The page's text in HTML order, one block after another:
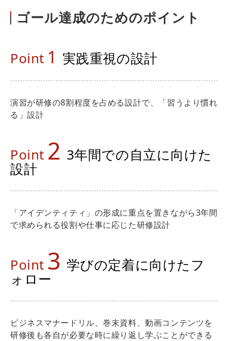
ゴール達成のためのポイント
Point 1 実践重視の設計
演習が研修の8割程度を占める設計で、「習うより慣れ
る」設計
Point 2 3年間での自立に向けた
設計
「アイデンティティ」の形成に重点を置きながら3年間
で求められる役割や仕事に応じた研修設計
Point 3 学びの定着に向けたフ
ォロー
ビジネスマナードリル、巻末資料、動画コンテンツを
研修後も各自が必要な時に繰り返し学ぶことができる